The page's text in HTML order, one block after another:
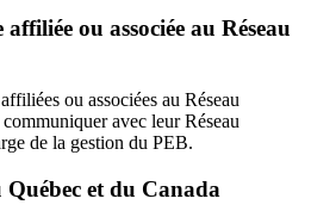
ou associée au Réseau
ou associées au Réseau
avec leur Réseau
de la gestion du PEB.
et du Canada